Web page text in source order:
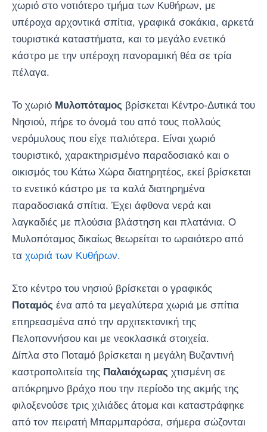
χωριό στο νοτιότερο τμήμα των Κυθήρων, με
υπέροχα αρχοντικά σπίτια, γραφικά σοκάκια, αρκετά
τουριστικά καταστήματα, και το μεγάλο ενετικό
κάστρο με την υπέροχη πανοραμική θέα σε τρία
πέλαγα.
Το χωριό Μυλοπόταμος βρίσκεται Κέντρο-Δυτικά του
Νησιού, πήρε το όνομά του από τους πολλούς
νερόμυλους που είχε παλιότερα. Είναι χωριό
τουριστικό, χαρακτηρισμένο παραδοσιακό και ο
οικισμός του Κάτω Χώρα διατηρητέος, εκεί βρίσκεται
το ενετικό κάστρο με τα καλά διατηρημένα
παραδοσιακά σπίτια. Έχει άφθονα νερά και
λαγκαδιές με πλούσια βλάστηση και πλατάνια. Ο
Μυλοπόταμος δικαίως θεωρείται το ωραιότερο από
τα χωριά των Κυθήρων.
Στο κέντρο του νησιού βρίσκεται ο γραφικός
Ποταμός ένα από τα μεγαλύτερα χωριά με σπίτια
επηρεασμένα από την αρχιτεκτονική της
Πελοποννήσου και με νεοκλασικά στοιχεία.
Δίπλα στο Ποταμό βρίσκεται η μεγάλη Βυζαντινή
καστροπολιτεία της Παλαιόχωρας χτισμένη σε
απόκρημνο βράχο που την περίοδο της ακμής της
φιλοξενούσε τρις χιλιάδες άτομα και καταστράφηκε
από τον πειρατή Μπαρμπαρόσα, σήμερα σώζονται